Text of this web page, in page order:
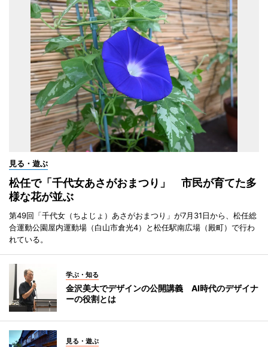
見る・遊ぶ
松任で「千代女あさがおまつり」 市民が育てた多
様な花が並ぶ
第49回「千代女（ちよじょ）あさがおまつり」が7月31日から、松任総
合運動公園屋内運動場（白山市倉光4）と松任駅南広場（殿町）で行わ
れている。
学ぶ・知る
金沢美大でデザインの公開講義 AI時代のデザイナ
ーの役割とは
見る・遊ぶ